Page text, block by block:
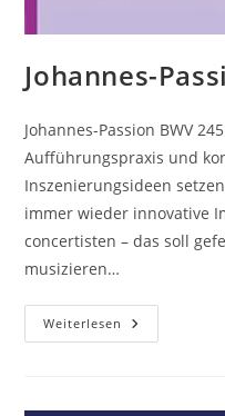
Johannes-
Johannes-Passion BWV
Aufführungspraxis und
Inszenierungsideen
immer wieder innovative
concertisten – das soll
musizieren…
Weiterlesen Johannes-
Passion